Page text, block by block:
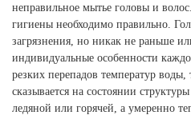
неправильное мытье головы и
гигиены необходимо правильно.
загрязнения, но никак не раньше
индивидуальные особенности
резких перепадов температур воды,
сказывается на состоянии
ледяной или горячей, а умеренно